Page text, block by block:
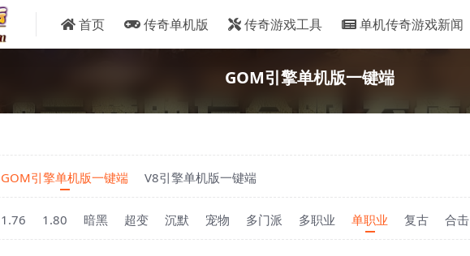
首页 传奇单机版 传奇游戏工具 单机传奇游戏新闻
GOM引擎单机版一键端
GOM引擎单机版一键端 V8引擎单机版一键端
1.76 1.80 暗黑 超变 沉默 宠物 多门派 多职业 单职业 复古 合击